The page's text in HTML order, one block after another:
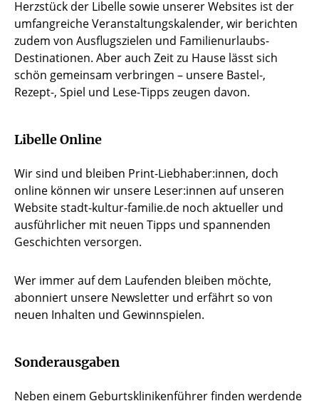
Herzstück der Libelle sowie unserer Websites ist der
umfangreiche Veranstaltungskalender, wir berichten
zudem von Ausflugszielen und Familienurlaubs-
Destinationen. Aber auch Zeit zu Hause lässt sich
schön gemeinsam verbringen – unsere Bastel-,
Rezept-, Spiel und Lese-Tipps zeugen davon.
Libelle Online
Wir sind und bleiben Print-Liebhaber:innen, doch
online können wir unsere Leser:innen auf unseren
Website stadt-kultur-familie.de noch aktueller und
ausführlicher mit neuen Tipps und spannenden
Geschichten versorgen.
Wer immer auf dem Laufenden bleiben möchte,
abonniert unsere Newsletter und erfährt so von
neuen Inhalten und Gewinnspielen.
Sonderausgaben
Neben einem Geburtsklinikenführer finden werdende